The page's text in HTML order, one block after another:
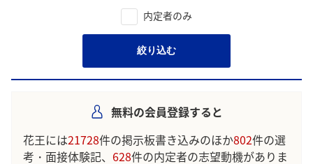
内定者のみ
絞り込む
無料の会員登録すると
花王には21728件の掲示板書き込みのほか802件の選
考・面接体験記、 628件の内定者の志望動機がありま